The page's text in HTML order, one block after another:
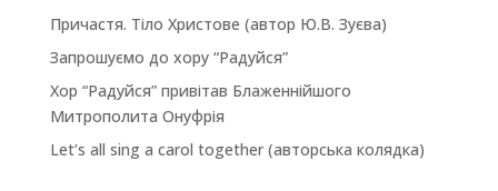
Причастя. Тіло Христове (автор Ю.В. Зуєва)
Запрошуємо до хору “Радуйся”
Хор “Радуйся” привітав Блаженнійшого
Митрополита Онуфрія
Let’s all sing a carol together (авторська колядка)